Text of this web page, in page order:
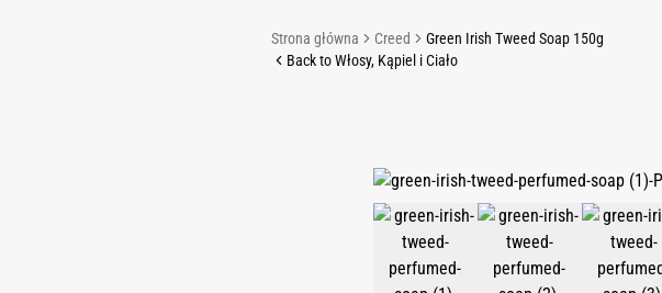
Strona główna Creed
Green Irish Tweed Soap 150g
Back to Włosy, Kąpiel i Ciało